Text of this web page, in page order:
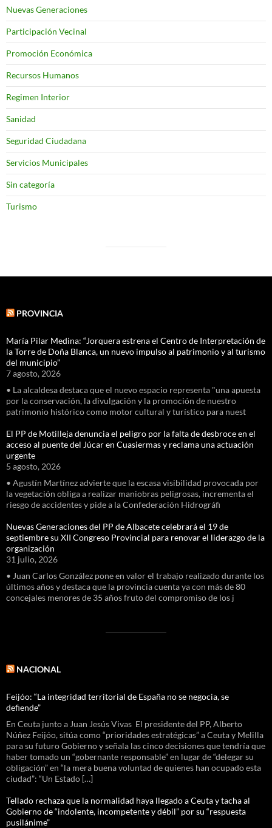
Nuevas Generaciones
Participación Vecinal
Promoción Económica
Recursos Humanos
Regimen Interior
Sanidad
Seguridad Ciudadana
Servicios Municipales
Sin categoría
Turismo
PROVINCIA
María Pilar Medina: “Jorquera estrena el Centro de Interpretación de
la Torre de Doña Blanca, un nuevo impulso al patrimonio y al turismo
del municipio”
7 agosto, 2026
• La alcaldesa destaca que el nuevo espacio representa "una apuesta
por la conservación, la divulgación y la promoción de nuestro
patrimonio histórico como motor cultural y turístico para nuest
El PP de Motilleja denuncia el peligro por la falta de desbroce en el
acceso al puente del Júcar en Cuasiermas y reclama una actuación
urgente
5 agosto, 2026
• Agustín Martínez advierte que la escasa visibilidad provocada por
la vegetación obliga a realizar maniobras peligrosas, incrementa el
riesgo de accidentes y pide a la Confederación Hidrográfi
Nuevas Generaciones del PP de Albacete celebrará el 19 de
septiembre su XII Congreso Provincial para renovar el liderazgo de la
organización
31 julio, 2026
• Juan Carlos González pone en valor el trabajo realizado durante los
últimos años y destaca que la provincia cuenta ya con más de 80
concejales menores de 35 años fruto del compromiso de los j
NACIONAL
Feijóo: “La integridad territorial de España no se negocia, se
defiende”
En Ceuta junto a Juan Jesús Vivas El presidente del PP, Alberto
Núñez Feijóo, sitúa como “prioridades estratégicas” a Ceuta y Melilla
para su futuro Gobierno y señala las cinco decisiones que tendría que
haber tomado un “gobernante responsable” en lugar de “delegar su
obligación” en “la mera buena voluntad de quienes han ocupado esta
ciudad”: “Un Estado […]
Tellado rechaza que la normalidad haya llegado a Ceuta y tacha al
Gobierno de “indolente, incompetente y débil” por su “respuesta
pusilánime”